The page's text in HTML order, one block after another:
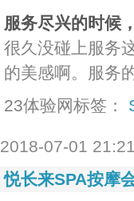
服务尽兴的时候
很久没碰上服务
的美感啊。服务
23体验网标签：
2018-07-01
悦长来SPA按摩